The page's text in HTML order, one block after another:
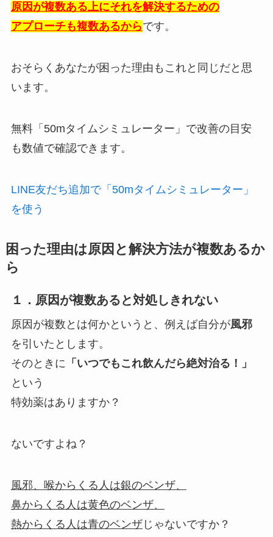
原因が複数ある上にそれを解決するための
アプローチも複数あるからです。
おそらくあなたが困った理由もこれと同じだと思
います。
無料「50mタイムシミュレーター」で改善の目安
も数値で確認できます。
LINE友だち追加で「50mタイムシミュレーター」
を使う
困った理由は原因と解決方法が複数あるか
ら
１．原因が複数あると対処しきれない
原因が複数とは何かというと、例えば自分が風邪
を引いたとします。
そのときに 「いつでもこれ飲んだら絶対治る！」
という
特効薬はありますか？
ないですよね？
風邪、喉からくる人は銀のベンザ、
鼻からくる人は黄色のベンザ、
熱からくる人は青のベンザじゃないですか？